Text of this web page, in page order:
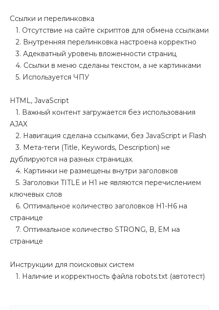
Ссылки и перелинковка
1. Отсутствие на сайте скриптов для обмена ссылками
2. Внутренняя перелинковка настроена корректно
3. Адекватный уровень вложенности страниц
4. Ссылки в меню сделаны текстом, а не картинками
5. Используется ЧПУ
HTML, JavaScript
1. Важный контент загружается без использования
AJAX
2. Навигация сделана ссылками, без JavaScript и Flash
3. Мета-теги (Title, Keywords, Description) не
дублируются на разных страницах.
4. Картинки не размещены внутри заголовков
5. Заголовки TITLE и H1 не являются перечислением
ключевых слов
6. Оптимальное количество заголовков H1-H6 на
странице
7. Оптимальное количество STRONG, B, EM на
странице
Инструкции для поисковых систем
1. Наличие и корректность файла robots.txt (автотест)